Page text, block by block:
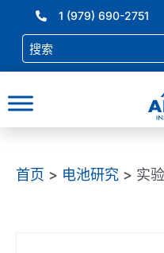
1 (979) 690-2751
首页 > 电池研究 > 实